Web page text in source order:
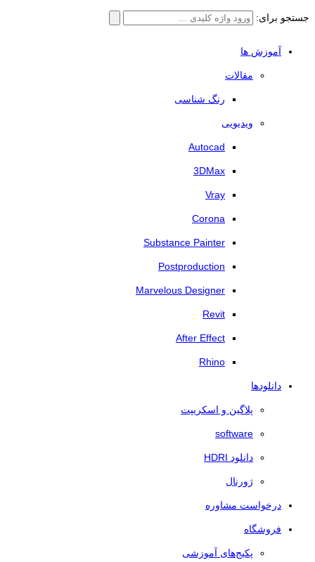
جستجو برای:
آموزش ها
مقالات
رنگ شناسی
ویدیویی
Autocad
3DMax
Vray
Corona
Substance Painter
Postproduction
Marvelous Designer
Revit
After Effect
Rhino
دانلودها
پلاگین و اسکریپت
software
دانلود HDRI
ژورنال
درخواست مشاوره
فروشگاه
پکیج‌های آموزشی